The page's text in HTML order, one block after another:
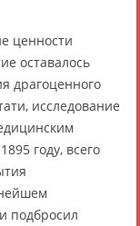
ценности
оставалось
драгоценного
исследование
году, всего
подбросил